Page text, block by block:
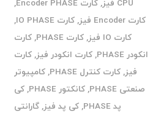
CPU فیز
,کارت Encoder PHASE
,
کارت Encoder فیز
,کارت IO PHASE
,
کارت IO فیز
,کارت PHASE ,کارت
انکودر PHASE
,کارت انکودر فیز,کارت
فیز,کارت کنترل PHASE ,کامپیوتر
صنعتی PHASE
,کانکتور PHASE ,کی
پد PHASE
,کی پد فیز,گارانتی